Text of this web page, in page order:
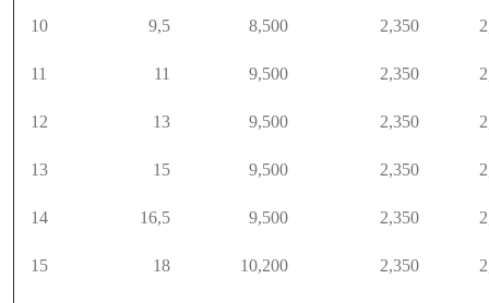
10 9,5 8,500 2,350
11 11 9,500 2,350
12 13 9,500 2,350
13 15 9,500 2,350
14 16,5 9,500 2,350
15 18 10,200 2,350